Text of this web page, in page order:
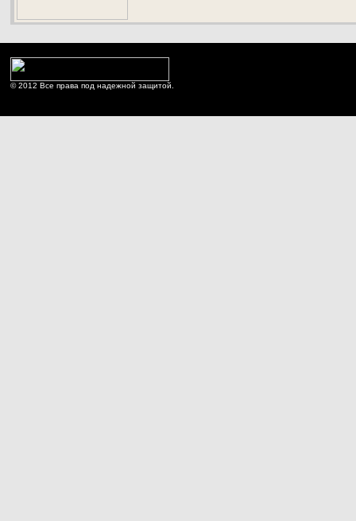
© 2012 Все права под надежной защитой.